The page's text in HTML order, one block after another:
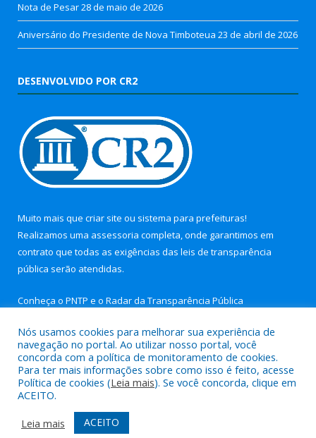
Nota de Pesar28 de maio de 2026
Aniversário do Presidente de Nova Timboteua 23 de abril de 2026
DESENVOLVIDO POR CR2
Muito mais que criar site ou sistema para prefeituras!
Realizamos uma assessoria completa, onde garantimos em
contrato que todas as exigências das leis de transparência
pública serão atendidas.
Conheça o PNTP e o Radar da Transparência Pública
Todos os direitos reservados a Câmara Municipal de Nova
Timboteua.
Mapa do Site
Acessar Área Administrativa
Acessar Webmail
Nós usamos cookies para melhorar sua experiência de
navegação no portal. Ao utilizar nosso portal, você
concorda com a política de monitoramento de cookies.
Para ter mais informações sobre como isso é feito, acesse
Política de cookies (Leia mais). Se você concorda, clique em
ACEITO.
Leia mais
ACEITO